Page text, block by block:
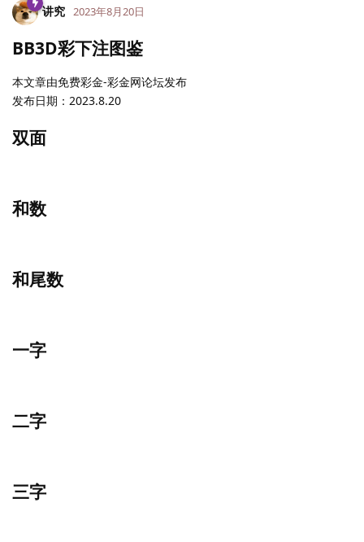
讲究 2023年8月20日
BB3D彩下注图鉴
本文章由免费彩金-彩金网论坛发布
发布日期：2023.8.20
双面
和数
和尾数
一字
二字
三字